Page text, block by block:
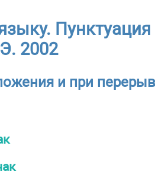
Пунктуация
2002
и при